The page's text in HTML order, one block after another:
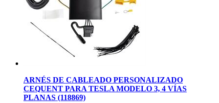
ARNÉS DE CABLEADO PERSONALIZADO
CEQUENT PARA TESLA MODELO 3, 4 VÍAS
PLANAS (118869)